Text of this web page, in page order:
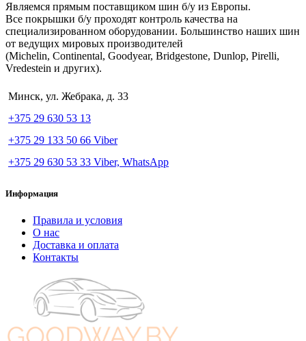
Являемся прямым поставщиком шин б/у из Европы.
Все покрышки б/у проходят контроль качества на
специализированном оборудовании. Большинство наших шин
от ведущих мировых производителей
(Michelin, Continental, Goodyear, Bridgestone, Dunlop, Pirelli,
Vredestein и других).
Минск, ул. Жебрака, д. 33
+375 29 630 53 13
+375 29 133 50 66 Viber
+375 29 630 53 33 Viber, WhatsApp
Информация
Правила и условия
О нас
Доставка и оплата
Контакты